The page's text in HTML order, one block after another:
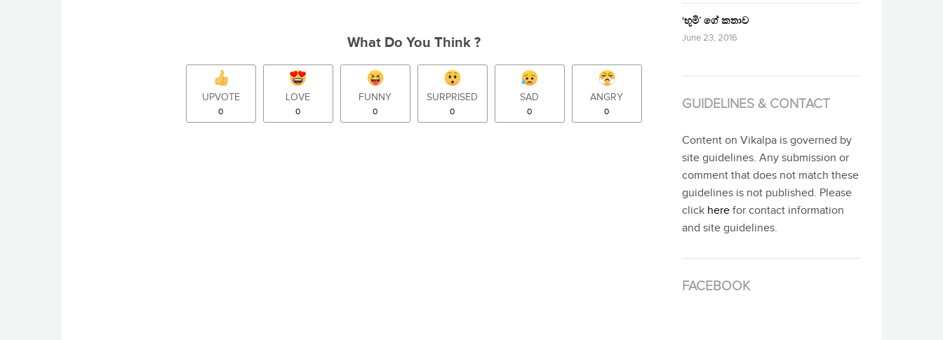
What Do You Think ?
UPVOTE
0
LOVE
0
FUNNY
0
SURPRISED
0
SAD
0
ANGRY
0
‘භූමි’ ගේ කතාව
June 23, 2016
GUIDELINES & CONTACT
Content on Vikalpa is governed by
site guidelines. Any submission or
comment that does not match these
guidelines is not published. Please
click here for contact information
and site guidelines.
FACEBOOK